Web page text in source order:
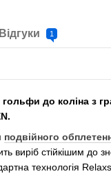
Відгуки 1
до коліна з
подвійного
виріб стійкішим до
технологія